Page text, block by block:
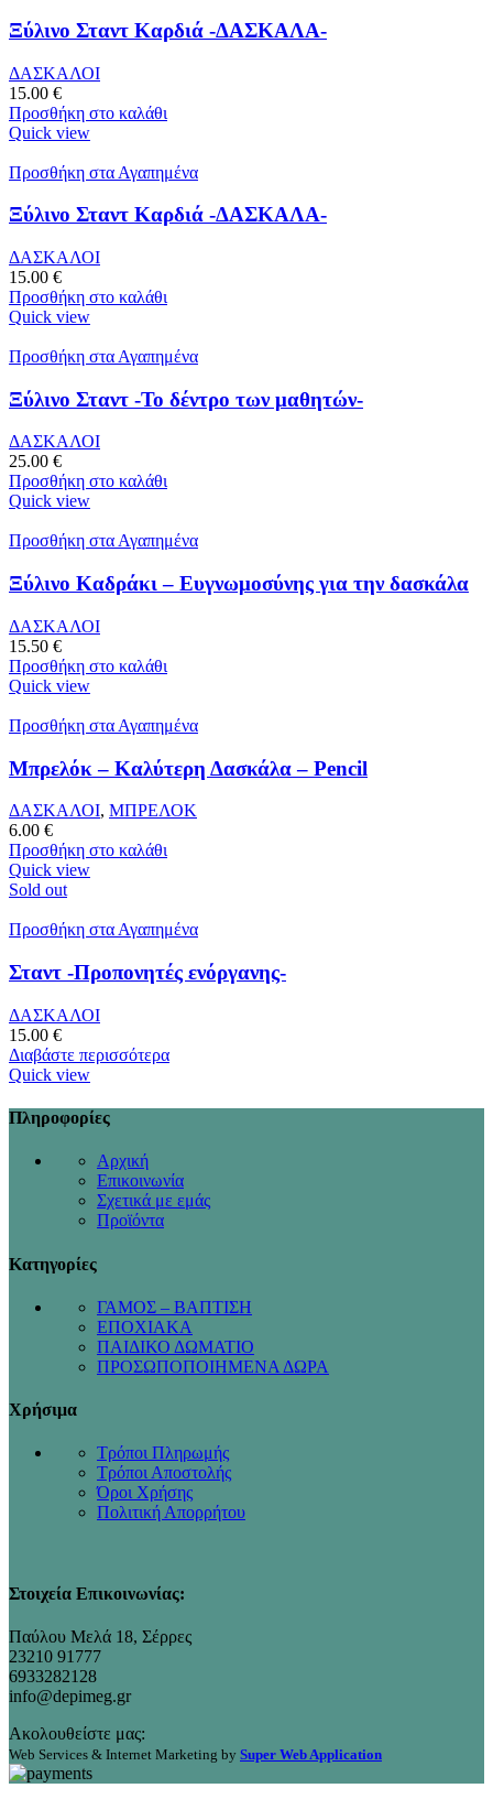
Ξύλινο Σταντ Καρδιά -ΔΑΣΚΑΛΑ-
ΔΑΣΚΑΛΟΙ
15.00 €
Προσθήκη στο καλάθι
Quick view
Προσθήκη στα Αγαπημένα
Ξύλινο Σταντ Καρδιά -ΔΑΣΚΑΛΑ-
ΔΑΣΚΑΛΟΙ
15.00 €
Προσθήκη στο καλάθι
Quick view
Προσθήκη στα Αγαπημένα
Ξύλινο Σταντ -Το δέντρο των μαθητών-
ΔΑΣΚΑΛΟΙ
25.00 €
Προσθήκη στο καλάθι
Quick view
Προσθήκη στα Αγαπημένα
Ξύλινο Καδράκι – Ευγνωμοσύνης για την δασκάλα
ΔΑΣΚΑΛΟΙ
15.50 €
Προσθήκη στο καλάθι
Quick view
Προσθήκη στα Αγαπημένα
Μπρελόκ – Καλύτερη Δασκάλα – Pencil
ΔΑΣΚΑΛΟΙ, ΜΠΡΕΛΟΚ
6.00 €
Προσθήκη στο καλάθι
Quick view
Sold out
Προσθήκη στα Αγαπημένα
Σταντ -Προπονητές ενόργανης-
ΔΑΣΚΑΛΟΙ
15.00 €
Διαβάστε περισσότερα
Quick view
Πληροφορίες
Αρχική
Επικοινωνία
Σχετικά με εμάς
Προϊόντα
Κατηγορίες
ΓΑΜΟΣ – ΒΑΠΤΙΣΗ
ΕΠΟΧΙΑΚΑ
ΠΑΙΔΙΚΟ ΔΩΜΑΤΙΟ
ΠΡΟΣΩΠΟΠΟΙΗΜΕΝΑ ΔΩΡΑ
Χρήσιμα
Τρόποι Πληρωμής
Τρόποι Αποστολής
Όροι Χρήσης
Πολιτική Απορρήτου
Στοιχεία Επικοινωνίας:
Παύλου Μελά 18, Σέρρες
23210 91777
6933282128
info@depimeg.gr
Ακολουθείστε μας:
Web Services & Internet Marketing by Super Web Application